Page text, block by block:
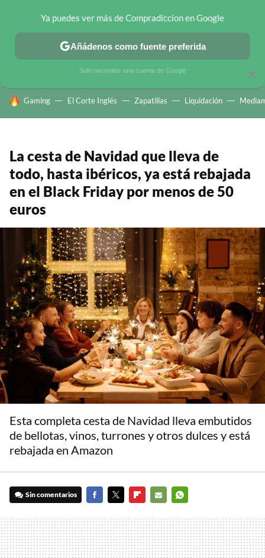
CHOLLOS TELEGRAM OFERTAS EN MÓVILES OFERTAS EN
HOY SE HABLA DE
Gaming El Corte Inglés Zapatillas Liquidación
La cesta de Navidad que lleva de
todo, hasta ibéricos, ya está rebajada
en el Black Friday por menos de 50
euros
Esta completa cesta de Navidad lleva embutidos
de bellotas, vinos, turrones y otros dulces y está
rebajada en Amazon
Sin comentarios
MAIL
×
Ya puedes ver más de Compradiccion en Google
Añádenos como fuente preferida
Solo necesitas una cuenta de Google